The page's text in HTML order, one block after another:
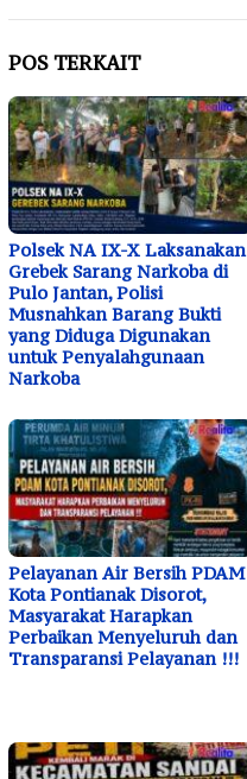
POS TERKAIT
Polsek NA IX-X Laksanakan
Grebek Sarang Narkoba di
Pulo Jantan, Polisi
Musnahkan Barang Bukti
yang Diduga Digunakan
untuk Penyalahgunaan
Narkoba
Pelayanan Air Bersih PDAM
Kota Pontianak Disorot,
Masyarakat Harapkan
Perbaikan Menyeluruh dan
Transparansi Pelayanan !!!